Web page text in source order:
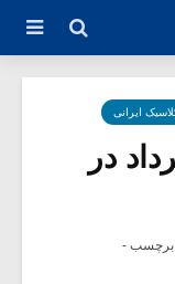
ایرانی
۲۸ و ۳۱ خرداد در